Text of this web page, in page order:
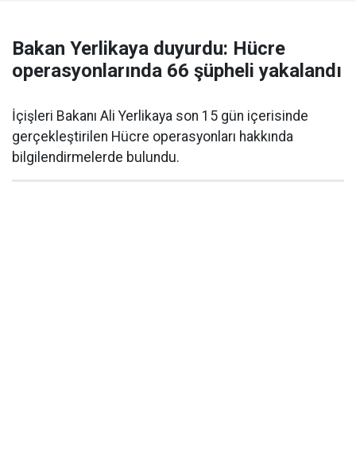
Bakan Yerlikaya duyurdu: Hücre
operasyonlarında 66 şüpheli yakalandı
İçişleri Bakanı Ali Yerlikaya son 15 gün içerisinde
gerçekleştirilen Hücre operasyonları hakkında
bilgilendirmelerde bulundu.